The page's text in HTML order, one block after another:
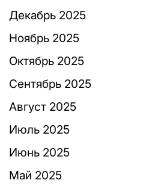
Декабрь 2025
Ноябрь 2025
Октябрь 2025
Сентябрь 2025
Август 2025
Июль 2025
Июнь 2025
Май 2025